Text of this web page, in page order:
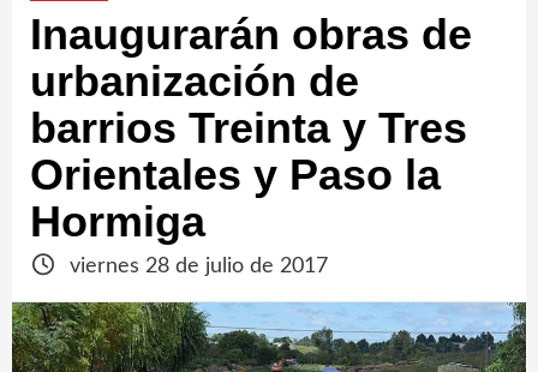
Inaugurarán obras de
urbanización de
barrios Treinta y Tres
Orientales y Paso la
Hormiga
viernes 28 de julio de 2017